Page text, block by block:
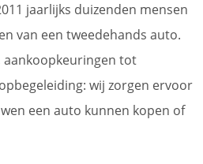
jaarlijks duizenden mensen
van een tweedehands auto.
tot
wij zorgen ervoor
een auto kunnen kopen of